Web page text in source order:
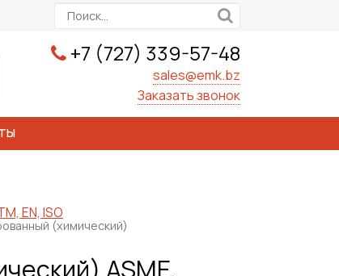
+7 (727) 339-57-48
sales@emk.bz
Заказать звонок
EN, ISO
(химический)
ASME,